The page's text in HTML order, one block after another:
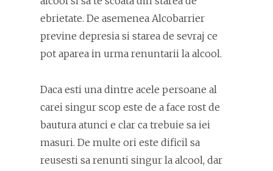
ebrietate. De asemenea Alcobarrier
previne depresia si starea de sevraj ce
pot aparea in urma renuntarii la alcool.
Daca esti una dintre acele persoane al
carei singur scop este de a face rost de
bautura atunci e clar ca trebuie sa iei
masuri. De multe ori este dificil sa
reusesti sa renunti singur la alcool, dar